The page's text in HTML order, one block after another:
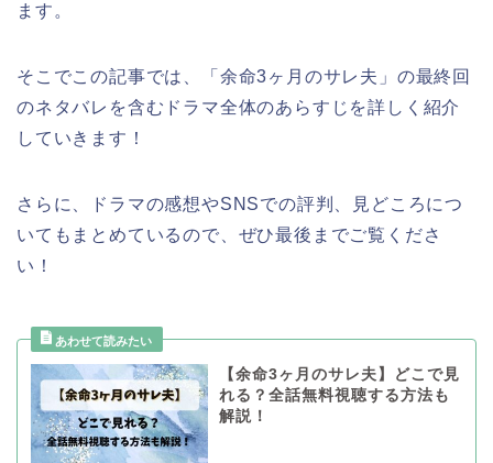
ます。
そこでこの記事では、「余命3ヶ月のサレ夫」の最終回
のネタバレを含むドラマ全体のあらすじを詳しく紹介
していきます！
さらに、ドラマの感想やSNSでの評判、見どころにつ
いてもまとめているので、ぜひ最後までご覧くださ
い！
【余命3ヶ月のサレ夫】どこで見
れる？全話無料視聴する方法も
解説！